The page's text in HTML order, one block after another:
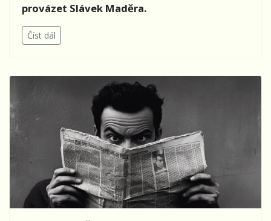
provázet Slávek Maděra.
Číst dál